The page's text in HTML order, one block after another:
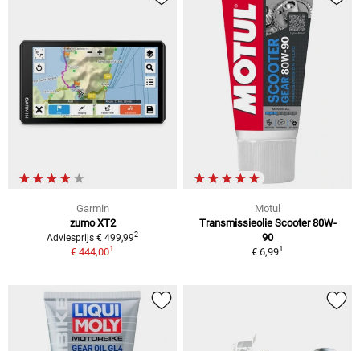
Garmin
zumo XT2
Adviesprijs € 499,992
€ 444,001
Motul
Transmissieolie Scooter 80W-
90
€ 6,991